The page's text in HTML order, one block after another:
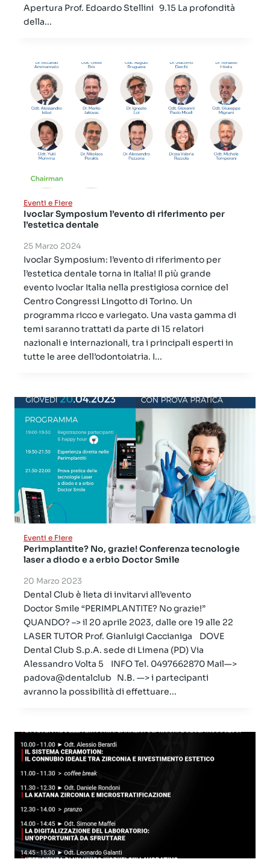
Apertura Prof. Edoardo Stellini 9.15 La profondità
della...
Eventi e Fiere
Ivoclar Symposium l’evento di riferimento per
l’estetica dentale
25 Marzo 2024
Ivoclar Symposium: l’evento di riferimento per
l’estetica dentale torna in Italia! Il più grande
evento Ivoclar Italia nella prestigiosa cornice del
Centro Congressi Lingotto di Torino. Un
programma ricco e variegato. Una vasta gamma di
temi saranno trattati da parte di 15 relatori
nazionali e internazionali, tra i principali esperti in
tutte le aree dell’odontoiatria. I...
Eventi e Fiere
Perimplantite? No, grazie! Conferenza tecnologie
laser a diodo e a erbio Doctor Smile
20 Marzo 2023
Dental Club è lieta di invitarvi all’evento
Doctor Smile “PERIMPLANTITE? No grazie!”
QUANDO? –> il 20 aprile 2023, dalle ore 19 alle 22
LASER TUTOR Prof. Gianluigi Caccianiga DOVE
Dental Club S.p.A. sede di Limena (PD) Via
Alessandro Volta 5 INFO Tel. 0497662870 Mail—>
padova@dentalclub N.B. —> i partecipanti
avranno la possibilità di effettuare...